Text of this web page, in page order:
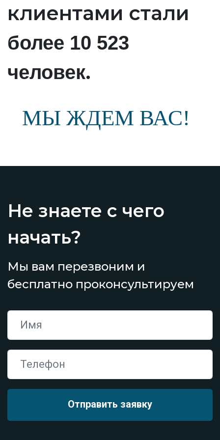
клиентами стали
более 10 523
человек.
МЫ ЖДЕМ ВАС!
Не знаете с чего
начать?
Мы вам перезвоним и
бесплатно проконсультируем